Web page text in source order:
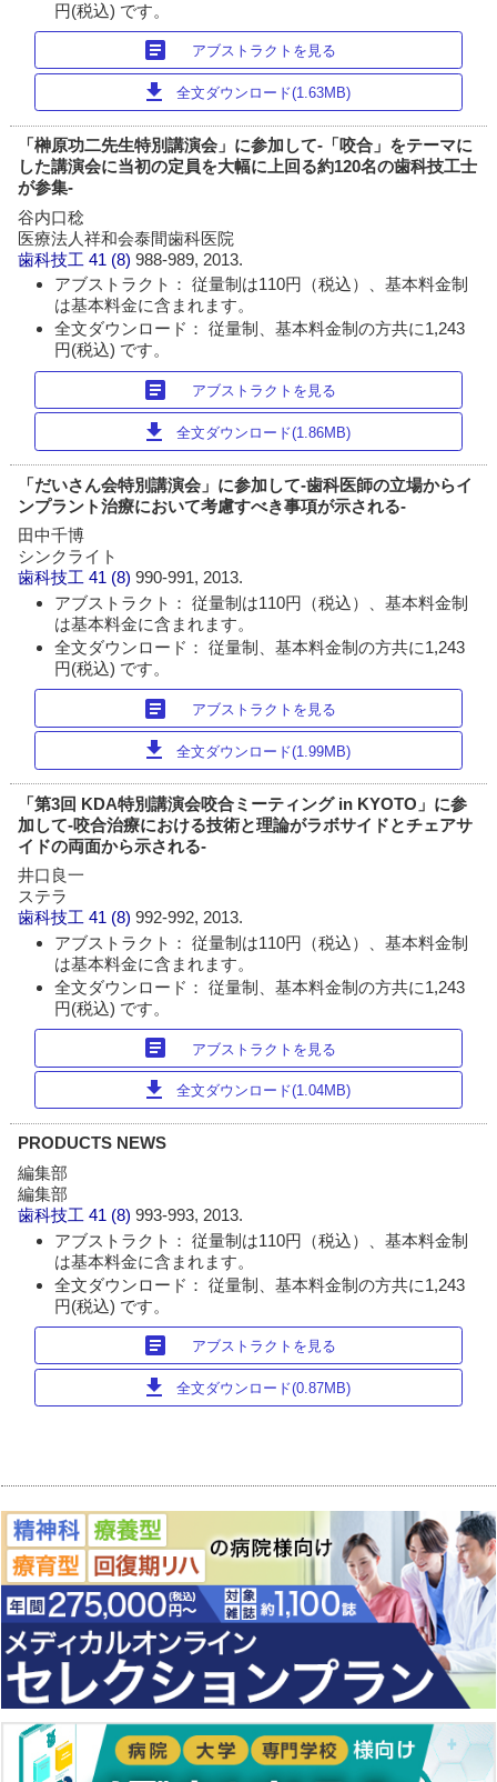
円(税込) です。
article アブストラクトを見る
download 全文ダウンロード(1.63MB)
「榊原功二先生特別講演会」に参加して-「咬合」をテーマに
した講演会に当初の定員を大幅に上回る約120名の歯科技工士
が参集-
谷内口稔
医療法人祥和会泰間歯科医院
歯科技工 41 (8)988-989, 2013.
アブストラクト： 従量制は110円（税込）、基本料金制
は基本料金に含まれます。
全文ダウンロード： 従量制、基本料金制の方共に1,243
円(税込) です。
article アブストラクトを見る
download 全文ダウンロード(1.86MB)
「だいさん会特別講演会」に参加して-歯科医師の立場からイ
ンプラント治療において考慮すべき事項が示される-
田中千博
シンクライト
歯科技工 41 (8)990-991, 2013.
アブストラクト： 従量制は110円（税込）、基本料金制
は基本料金に含まれます。
全文ダウンロード： 従量制、基本料金制の方共に1,243
円(税込) です。
article アブストラクトを見る
download 全文ダウンロード(1.99MB)
「第3回 KDA特別講演会咬合ミーティング in KYOTO」に参
加して-咬合治療における技術と理論がラボサイドとチェアサ
イドの両面から示される-
井口良一
ステラ
歯科技工 41 (8)992-992, 2013.
アブストラクト： 従量制は110円（税込）、基本料金制
は基本料金に含まれます。
全文ダウンロード： 従量制、基本料金制の方共に1,243
円(税込) です。
article アブストラクトを見る
download 全文ダウンロード(1.04MB)
PRODUCTS NEWS
編集部
編集部
歯科技工 41 (8)993-993, 2013.
アブストラクト： 従量制は110円（税込）、基本料金制
は基本料金に含まれます。
全文ダウンロード： 従量制、基本料金制の方共に1,243
円(税込) です。
article アブストラクトを見る
download 全文ダウンロード(0.87MB)